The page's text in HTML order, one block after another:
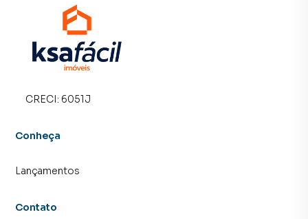
CRECI: 6051J
Conheça
Lançamentos
Contato